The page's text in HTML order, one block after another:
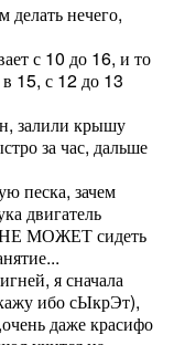
делать нечего,
с 10 до 16, и то
15, с 12 до 13
залили крышу
за час, дальше
песка, зачем
двигатель
НЕ МОЖЕТ сидеть
я сначала
ибо сЫкрЭт),
даже красифо